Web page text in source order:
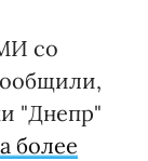
со
"Днепр"
более